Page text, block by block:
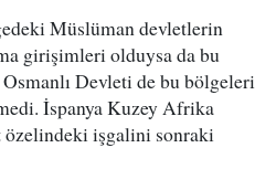
Müslüman devletlerin
girişimleri olduysa da bu
Devleti de bu bölgeleri
İspanya Kuzey Afrika
işgalini sonraki